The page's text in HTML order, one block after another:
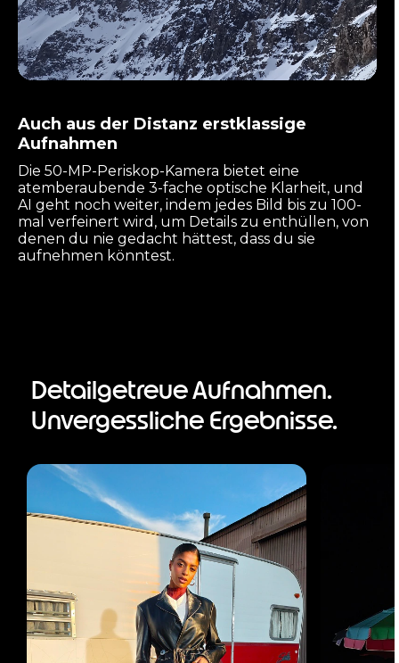
Auch aus der Distanz erstklassige
Aufnahmen
Die 50-MP-Periskop-Kamera bietet eine
atemberaubende 3-fache optische Klarheit, und
AI geht noch weiter, indem jedes Bild bis zu 100-
mal verfeinert wird, um Details zu enthüllen, von
denen du nie gedacht hättest, dass du sie
aufnehmen könntest.
Detailgetreue Aufnahmen.
Unvergessliche Ergebnisse.